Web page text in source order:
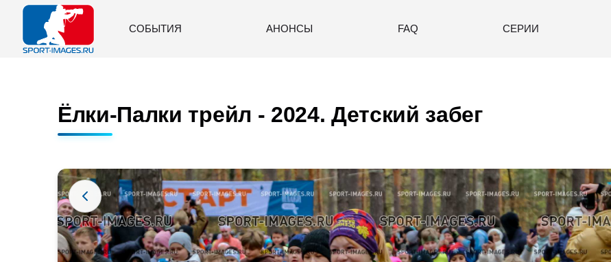
СОБЫТИЯ АНОНСЫ FAQ СЕРИИ
Ёлки-Палки трейл - 2024. Детский забег